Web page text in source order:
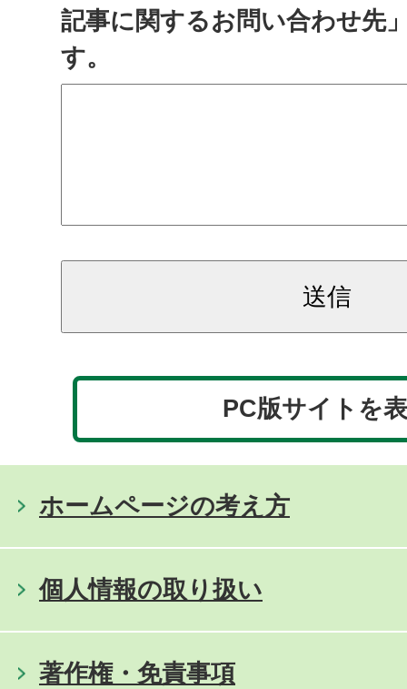
記事に関するお問い合わせ先
す。
PC版サイトを
ホームページの考え方
個人情報の取り扱い
著作権・免責事項